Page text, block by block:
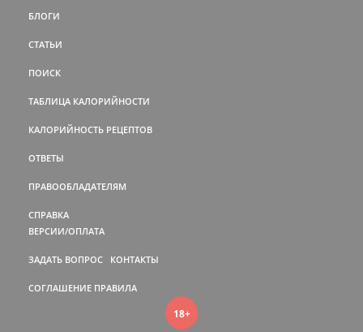
БЛОГИ
СТАТЬИ
ПОИСК
ТАБЛИЦА КАЛОРИЙНОСТИ
КАЛОРИЙНОСТЬ РЕЦЕПТОВ
ОТВЕТЫ
ПРАВООБЛАДАТЕЛЯМ
СПРАВКА
ВЕРСИИ/ОПЛАТА
ЗАДАТЬ ВОПРОС КОНТАКТЫ
СОГЛАШЕНИЕ ПРАВИЛА
18+